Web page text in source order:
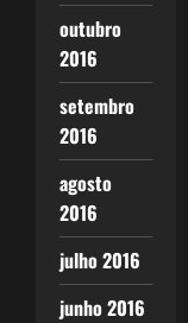
outubro
2016
setembro
2016
agosto
2016
julho 2016
junho 2016